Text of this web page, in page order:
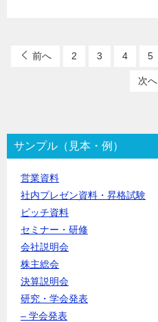
前へ 2 3 4 5
次へ
サンプル（見本・例）
営業資料
社内プレゼン資料・昇格試験
ピッチ資料
セミナー・研修
会社説明会
株主総会
決算説明会
研究・学会発表
– 学会発表